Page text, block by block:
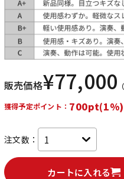
レコーディン
グ機器
販売価格¥77,000
獲得予定ポイント： 700pt(1%)
注文数：
カートに入れる